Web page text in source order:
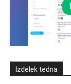
Izdelek tedna